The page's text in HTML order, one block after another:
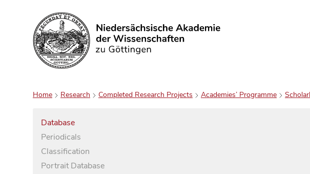
Search
Home Research Completed Research Projects Academies’ Programme
Database
Periodicals
Classification
Portrait Database